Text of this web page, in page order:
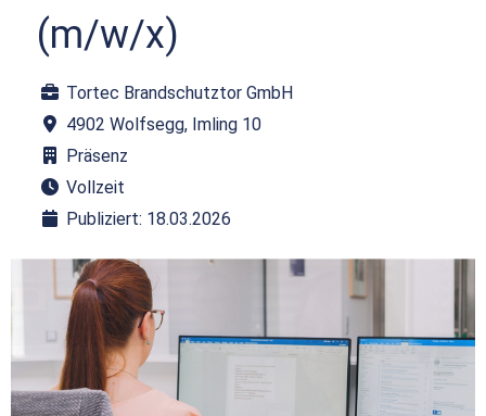
(m/w/x)
Tortec Brandschutztor GmbH
4902 Wolfsegg, Imling 10
Präsenz
Vollzeit
Publiziert: 18.03.2026